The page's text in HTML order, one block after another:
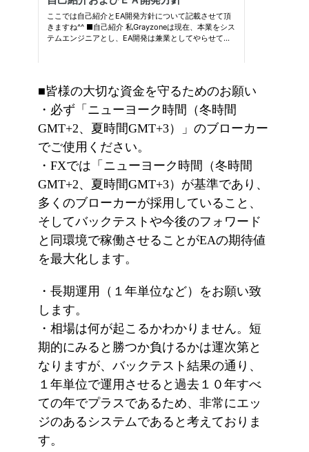
■皆様の大切な資金を守るためのお願い
・必ず「ニューヨーク時間（冬時間
GMT+2、夏時間GMT+3）」のブローカー
でご使用ください。
・FXでは「ニューヨーク時間（冬時間
GMT+2、夏時間GMT+3）が基準であり、
多くのブローカーが採用していること、
そしてバックテストや今後のフォワード
と同環境で稼働させることがEAの期待値
を最大化します。
・長期運用（１年単位など）をお願い致
します。
・相場は何が起こるかわかりません。短
期的にみると勝つか負けるかは運次第と
なりますが、バックテスト結果の通り、
１年単位で運用させると過去１０年すべ
ての年でプラスであるため、非常にエッ
ジのあるシステムであると考えておりま
す。